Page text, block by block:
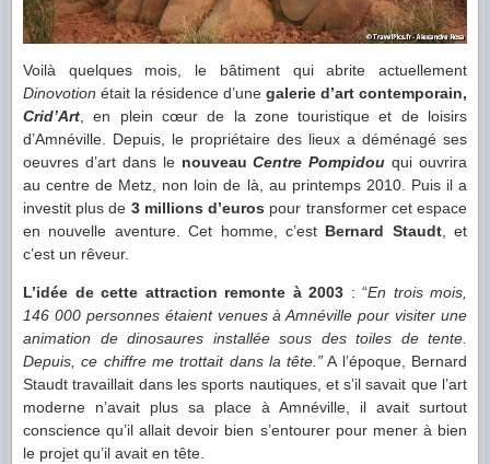
Voilà quelques mois, le bâtiment qui abrite actuellement
Dinovotion était la résidence d’une galerie d’art contemporain,
Crid’Art, en plein cœur de la zone touristique et de loisirs
d’Amnéville. Depuis, le propriétaire des lieux a déménagé ses
oeuvres d’art dans le nouveauCentre Pompidouqui ouvrira
au centre de Metz, non loin de là, au printemps 2010. Puis il a
investit plus de 3 millions d’euros pour transformer cet espace
en nouvelle aventure. Cet homme, c’est Bernard Staudt, et
c’est un rêveur.
L’idée de cette attraction remonte à 2003 : “En trois mois,
146 000 personnes étaient venues à Amnéville pour visiter une
animation de dinosaures installée sous des toiles de tente.
Depuis, ce chiffre me trottait dans la tête.” A l’époque, Bernard
Staudt travaillait dans les sports nautiques, et s’il savait que l’art
moderne n’avait plus sa place à Amnéville, il avait surtout
conscience qu’il allait devoir bien s’entourer pour mener à bien
le projet qu’il avait en tête.